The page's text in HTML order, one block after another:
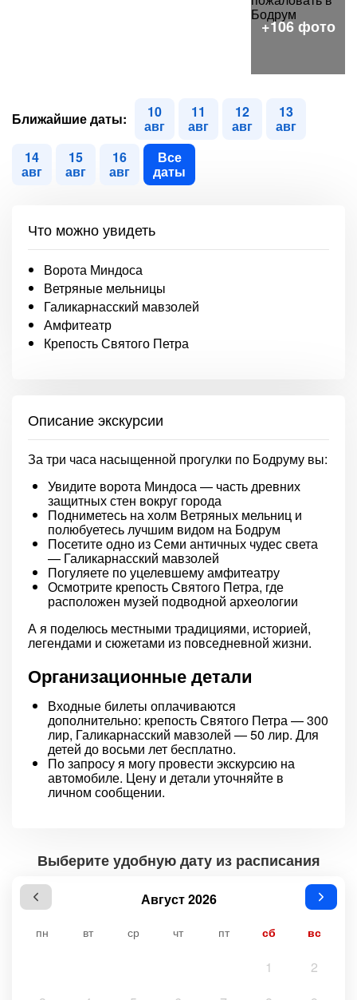
Ближайшие даты: 10
авг
11
авг
12
авг
13
авг
14
авг
15
авг
16
авг
Все
даты
Что можно увидеть
Ворота Миндоса
Ветряные мельницы
Галикарнасский мавзолей
Амфитеатр
Крепость Святого Петра
Описание экскурсии
За три часа насыщенной прогулки по Бодруму вы:
Увидите ворота Миндоса — часть древних
защитных стен вокруг города
Подниметесь на холм Ветряных мельниц и
полюбуетесь лучшим видом на Бодрум
Посетите одно из Семи античных чудес света
— Галикарнасский мавзолей
Погуляете по уцелевшему амфитеатру
Осмотрите крепость Святого Петра, где
расположен музей подводной археологии
А я поделюсь местными традициями, историей,
легендами и сюжетами из повседневной жизни.
Организационные детали
Входные билеты оплачиваются
дополнительно: крепость Святого Петра — 300
лир, Галикарнасский мавзолей — 50 лир. Для
детей до восьми лет бесплатно.
По запросу я могу провести экскурсию на
автомобиле. Цену и детали уточняйте в
личном сообщении.
Выберите удобную дату из расписания
Август 2026
пн вт ср чт пт сб вс
1
2